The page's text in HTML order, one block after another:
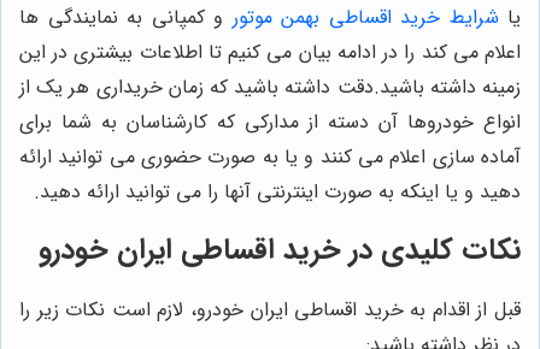
یا شرایط خرید اقساطی بهمن موتور و کمپانی به نمایندگی ها
اعلام می کند را در ادامه بیان می کنیم تا اطلاعات بیشتری در این
زمینه داشته باشید.دقت داشته باشید که زمان خریداری هر یک از
انواع خودروها آن دسته از مدارکی که کارشناسان به شما برای
آماده سازی اعلام می کنند و یا به صورت حضوری می توانید ارائه
دهید و یا اینکه به صورت اینترنتی آنها را می توانید ارائه دهید.
نکات کلیدی در خرید اقساطی ایران خودرو
قبل از اقدام به خرید اقساطی ایران خودرو، لازم است نکات زیر را